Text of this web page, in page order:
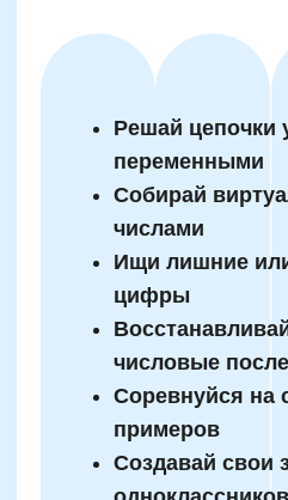
Выберите 1–2 игры по
цели: внимание, память,
Установите фиксированное
занятий: 10–15 минут
Пошаговое внедрение
нейроупражнений в
домашний режим
от 4 до 14 лет